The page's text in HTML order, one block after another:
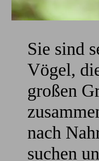
Sie sind
Vögel,
großen
nach
suchen